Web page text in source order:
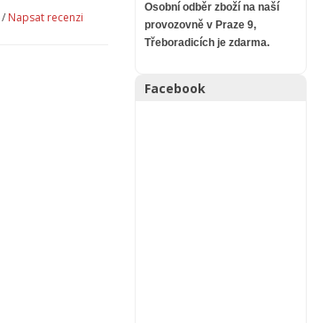
/ Napsat recenzi
Osobní odběr zboží na naší
provozovně v Praze 9,
Třeboradicích je zdarma.
Facebook